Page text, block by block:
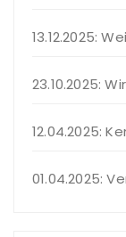
13.12.2025:
23.10.2025:
12.04.2025:
01.04.2025: